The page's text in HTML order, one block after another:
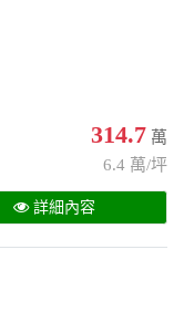
314.7 萬
6.4 萬/坪
詳細內容